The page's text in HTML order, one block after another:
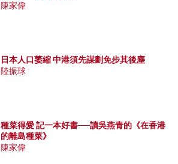
陳家偉
日本人口萎縮 中港須先謀劃免步其後塵
陸振球
種菜得愛 記一本好書──讀吳燕青的《在香港
的離島種菜》
陳家偉